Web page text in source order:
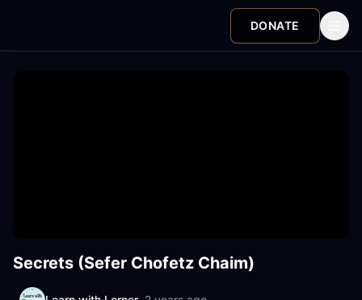
DONATE
Secrets (Sefer Chofetz Chaim)